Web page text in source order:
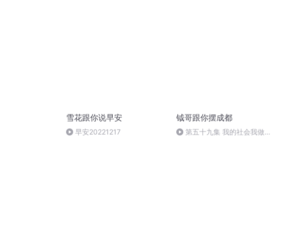
雪花跟你说早安
早安20221217
钺哥跟你摆成都
第五十九集 我的社会我做主-